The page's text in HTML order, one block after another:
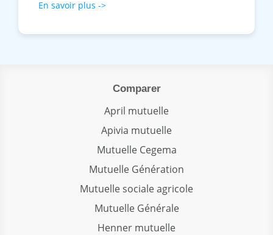
En savoir plus ->
Comparer
April mutuelle
Apivia mutuelle
Mutuelle Cegema
Mutuelle Génération
Mutuelle sociale agricole
Mutuelle Générale
Henner mutuelle